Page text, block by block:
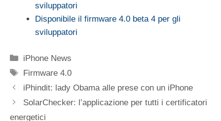
sviluppatori
Disponibile il firmware 4.0 beta 4 per gli
sviluppatori
Categorie
iPhone News
Tag
Firmware 4.0
iPhindit: lady Obama alle prese con un iPhone
SolarChecker: l’applicazione per tutti i certificatori
energetici